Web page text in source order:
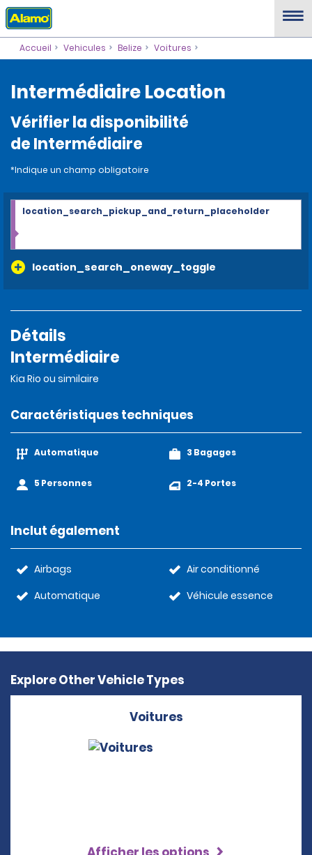
Accueil Vehicules Belize Voitures
Intermédiaire Location
Vérifier la disponibilité
de Intermédiaire
*Indique un champ obligatoire
location_search_oneway_toggle
location_search_pickup_and_return_placeholder
Détails
Intermédiaire
Kia Rio ou similaire
Caractéristiques techniques
Automatique
5 Personnes
3 Bagages
2-4 Portes
Inclut également
Airbags
Automatique
Air conditionné
Véhicule essence
Explore Other Vehicle Types
Voitures